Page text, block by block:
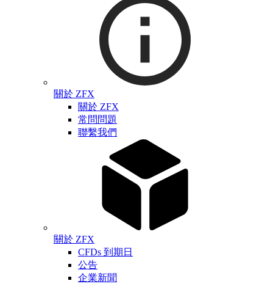
關於 ZFX
關於 ZFX
常問問題
聯繫我們
關於 ZFX
CFDs 到期日
公告
企業新聞